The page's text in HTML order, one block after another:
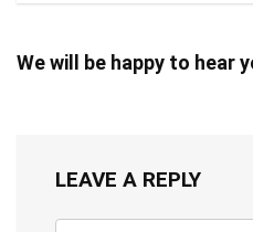
We will be happy to hear
LEAVE A REPLY